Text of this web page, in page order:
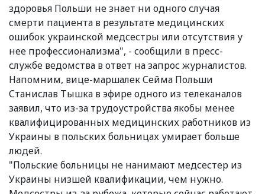
здоровья Польши не знает ни одного случая
смерти пациента в результате медицинских
ошибок украинской медсестры или отсутствия у
нее профессионализма", - сообщили в пресс-
службе ведомства в ответ на запрос журналистов.
Напомним, вице-маршалек Сейма Польши
Станислав Тышка в эфире одного из телеканалов
заявил, что из-за трудоустройства якобы менее
квалифицированных медицинских работников из
Украины в польских больницах умирает больше
людей.
"Польские больницы не нанимают медсестер из
Украины низшей квалификации, чем нужно.